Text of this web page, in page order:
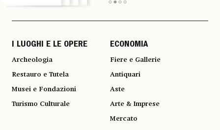
I LUOGHI E LE OPERE
Archeologia
Restauro e Tutela
Musei e Fondazioni
Turismo Culturale
ECONOMIA
Fiere e Gallerie
Antiquari
Aste
Arte & Imprese
Mercato